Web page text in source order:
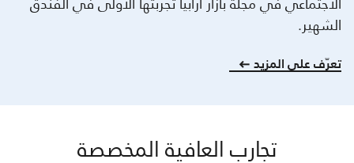
الشهير.
تعرّف على المزيد
تجارب العافية المخصصة